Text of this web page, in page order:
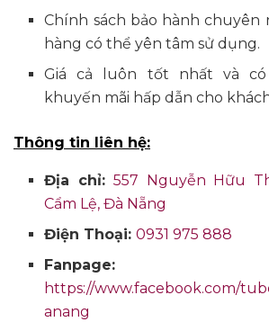
Chính sách bảo hành chuyên
hàng có thể yên tâm sử dụng.
Giá cả luôn tốt nhất và
khuyến mãi hấp dẫn cho
Thông tin liên hệ:
Địa chỉ:557 Nguyễn Hữu
Cẩm Lệ, Đà Nẵng
Điện Thoại:0931 975 888
Fanpage:
https://www.facebook.com/
anang